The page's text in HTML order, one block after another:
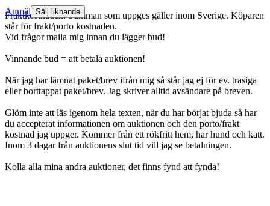
Fraktkostnaden: Summan som uppges gäller inom Sverige. Köparen
står för frakt/porto kostnaden.
Vid frågor maila mig innan du lägger bud!
Vinnande bud = att betala auktionen!
När jag har lämnat paket/brev ifrån mig så står jag ej för ev. trasiga
eller borttappat paket/brev. Jag skriver alltid avsändare på breven.
Glöm inte att läs igenom hela texten, när du har börjat bjuda så har
du accepterat informationen om auktionen och den porto/frakt
kostnad jag uppger. Kommer från ett rökfritt hem, har hund och katt.
Inom 3 dagar från auktionens slut tid vill jag se betalningen.
Kolla alla mina andra auktioner, det finns fynd att fynda!
Anmäl Sälj liknande